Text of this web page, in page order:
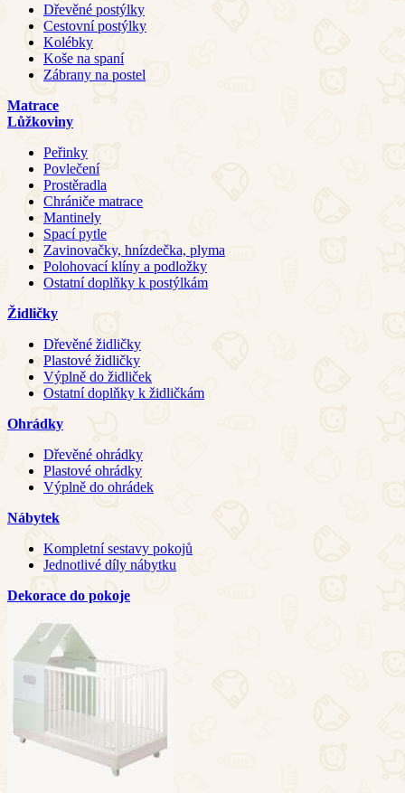
Dřevěné postýlky
Cestovní postýlky
Kolébky
Koše na spaní
Zábrany na postel
Matrace
Lůžkoviny
Peřinky
Povlečení
Prostěradla
Chrániče matrace
Mantinely
Spací pytle
Zavinovačky, hnízdečka, plyma
Polohovací klíny a podložky
Ostatní doplňky k postýlkám
Židličky
Dřevěné židličky
Plastové židličky
Výplně do židliček
Ostatní doplňky k židličkám
Ohrádky
Dřevěné ohrádky
Plastové ohrádky
Výplně do ohrádek
Nábytek
Kompletní sestavy pokojů
Jednotlivé díly nábytku
Dekorace do pokoje